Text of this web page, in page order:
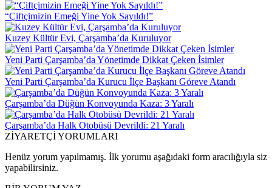
“Çiftçimizin Emeği Yine Yok Sayıldı!”
Kuzey Kültür Evi, Çarşamba’da Kuruluyor
Yeni Parti Çarşamba’da Yönetimde Dikkat Çeken İsimler
Yeni Parti Çarşamba’da Kurucu İlçe Başkanı Göreve Atandı
Çarşamba’da Düğün Konvoyunda Kaza: 3 Yaralı
Çarşamba’da Halk Otobüsü Devrildi: 21 Yaralı
ZİYARETÇİ YORUMLARI
Henüz yorum yapılmamış. İlk yorumu aşağıdaki form aracılığıyla siz
yapabilirsiniz.